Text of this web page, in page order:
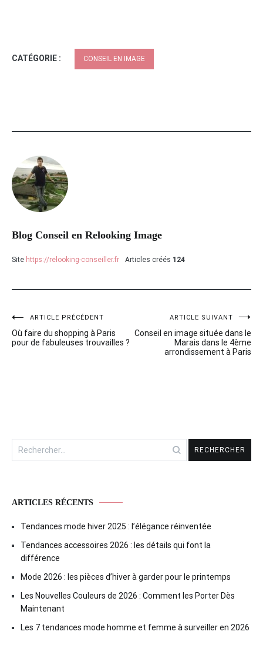
CATÉGORIE : CONSEIL EN IMAGE
Blog Conseil en Relooking Image
Site https://relooking-conseiller.fr Articles créés 124
Navigation
de
ARTICLE PRÉCÉDENT
Où faire du shopping à Paris
pour de fabuleuses trouvailles ?
ARTICLE SUIVANT
Conseil en image située dans le
Marais dans le 4ème
arrondissement à Paris
Rechercher :
ARTICLES RÉCENTS
Tendances mode hiver 2025 : l’élégance réinventée
Tendances accessoires 2026 : les détails qui font la
différence
Mode 2026 : les pièces d’hiver à garder pour le printemps
Les Nouvelles Couleurs de 2026 : Comment les Porter Dès
Maintenant
Les 7 tendances mode homme et femme à surveiller en 2026